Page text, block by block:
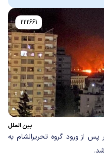
222661
بین الملل
اسد ۱۸ آذر پس از ورود گروه تحریرالشام به